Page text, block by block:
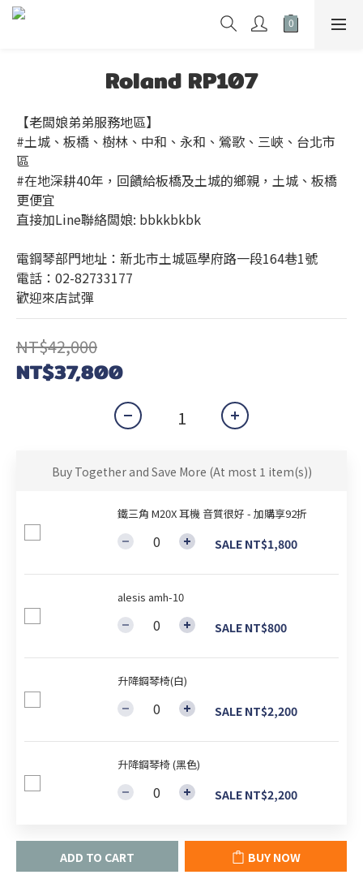
Roland RP107
【老闆娘弟弟服務地區】
#土城、板橋、樹林、中和、永和、鶯歌、三峽、台北市
區
#在地深耕40年，回饋給板橋及土城的鄉親，土城、板橋
更便宜
直接加Line聯絡闆娘: bbkkbkbk
電鋼琴部門地址：新北市土城區學府路一段164巷1號
電話：02-82733177
歡迎來店試彈
NT$42,000
NT$37,800
Buy Together and Save More (At most 1 item(s))
鐵三角 M20X 耳機 音質很好 - 加購享92折
SALE NT$1,800
alesis amh-10
SALE NT$800
升降鋼琴椅(白)
SALE NT$2,200
升降鋼琴椅 (黑色)
SALE NT$2,200
ADD TO CART BUY NOW